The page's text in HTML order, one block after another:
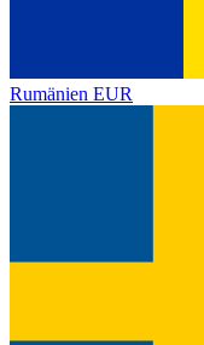
Rumänien EUR